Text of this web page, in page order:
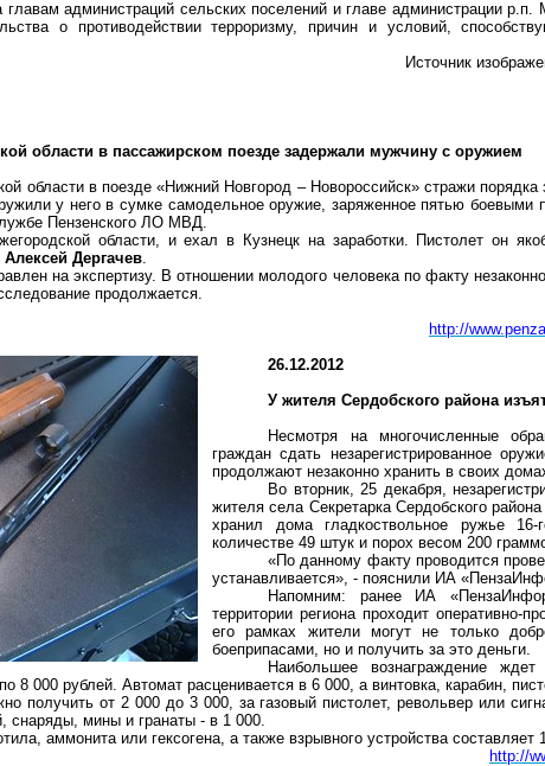
администраций сельских поселений и главе администрации
о противодействии терроризму, причин и условий,
Источник
области в пассажирском поезде задержали мужчину с оружием
области в поезде «Нижний Новгород – Новороссийск» стражи
у него в сумке самодельное оружие, заряженное пятью
Пензенского ЛО МВД.
области, и ехал в Кузнецк на заработки. Пистолет он
Алексей Дергачев.
на экспертизу. В отношении молодого человека по факту
продолжается.
http://
26.12.2012
У жителя Сердобского района
Несмотря на многочисленные
граждан сдать незарегистрированное
продолжают незаконно хранить в своих
Во вторник, 25 декабря,
жителя села Секретарка Сердобского
хранил дома гладкоствольное ружье
количестве 49 штук и порох весом 200
«По данному факту проводится
устанавливается», - пояснили ИА
Напомним: ранее ИА
территории региона проходит оперативно-
его рамках жители могут не только
боеприпасами, но и получить за это деньги.
Наибольшее вознаграждение
8 000 рублей. Автомат расценивается в 6 000, а винтовка, карабин,
получить от 2 000 до 3 000, за газовый пистолет, револьвер или
снаряды, мины и гранаты - в 1 000.
аммонита или гексогена, а также взрывного устройства составляет
http://